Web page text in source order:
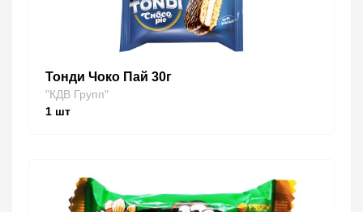
Тонди Чоко Пай 30г
"КДВ Групп"
1 шт